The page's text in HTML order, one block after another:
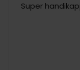
Super